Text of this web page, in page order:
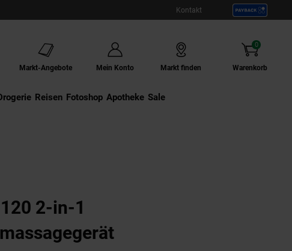
Kontakt
Markt-Angebote Mein Konto Markt finden Warenkorb
0
Artikel
Externer Link:
Reisen Externer Link:
Fotoshop Externer Link:
Apotheke Sale
120 2-in-1